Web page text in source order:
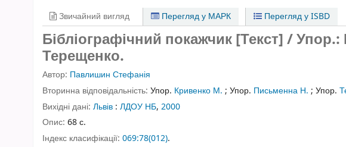
Звичайний вигляд Перегляд у МАРК Перегляд у ISBD
Бібліографічний покажчик [Текст] /
Терещенко.
Автор: Павлишин Стефанія
Вторинна відповідальність: Упор. Кривенко М. ; Упор. Письменна Н. ; Упор.
Вихідні дані: Львів : ЛДОУ НБ, 2000
Опис: 68 с.
Індекс класифікації: 069:78(012).